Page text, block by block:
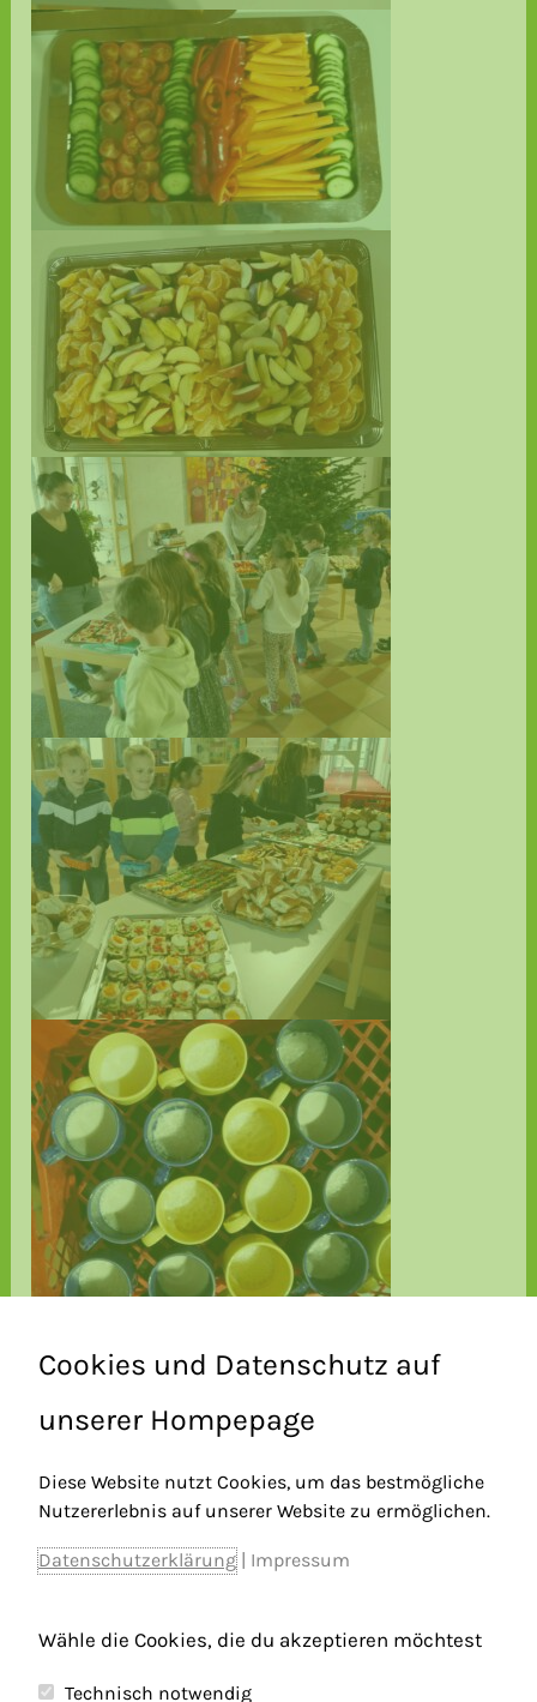
Vorheriger Beitrag
Cookies und Datenschutz auf
unserer Hompepage
Diese Website nutzt Cookies, um das bestmögliche
Nutzererlebnis auf unserer Website zu ermöglichen.
Datenschutzerklärung | Impressum
Wähle die Cookies, die du akzeptieren möchtest
Technisch notwendig